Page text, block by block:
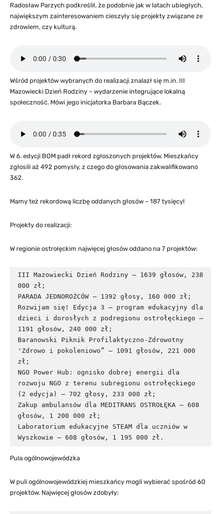
Radosław Parzych podkreślił, że podobnie jak w latach ubiegłych,
największym zainteresowaniem cieszyły się projekty związane ze
zdrowiem, czy kulturą.
Wśród projektów wybranych do realizacji znalazł się m.in. III
Mazowiecki Dzień Rodziny – wydarzenie integrujące lokalną
społeczność. Mówi jego inicjatorka Barbara Bączek.
W 6. edycji BOM padł rekord zgłoszonych projektów. Mieszkańcy
zgłosili aż 492 pomysły, z czego do głosowania zakwalifikowano
362.
Mamy też rekordową liczbę oddanych głosów – 187 tysięcy!
Projekty do realizacji:
W regionie ostrołęckim najwięcej głosów oddano na 7 projektów:
III Mazowiecki Dzień Rodziny – 1639 głosów, 238
000 zł;
PARADA JEDNOROŻCÓW – 1392 głosy, 160 000 zł;
Rozwijam się! Edycja 3 – program edukacyjny dla
dzieci i dorosłych z podregionu ostrołęckiego –
1191 głosów, 240 000 zł;
Baranowski Piknik Profilaktyczno-Zdrowotny
'Zdrowo i pokoleniowo” – 1091 głosów, 221 000
zł;
NGO Power Hub: ognisko dobrej energii dla
rozwoju NGO z terenu subregionu ostrołęckiego
(2 edycja) – 702 głosy, 233 000 zł;
Zakup ambulansów dla MEDITRANS OSTROŁĘKA – 608
głosów, 1 200 000 zł;
Laboratorium edukacyjne STEAM dla uczniów w
Wyszkowie – 608 głosów, 1 195 000 zł.
Pula ogólnowojewódzka
W puli ogólnowojewódzkiej mieszkańcy mogli wybierać spośród 60
projektów. Najwięcej głosów zdobyły: